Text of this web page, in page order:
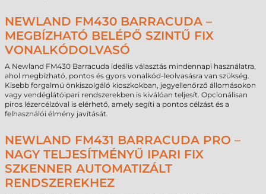
NEWLAND FM430 BARRACUDA –
MEGBÍZHATÓ BELÉPŐ SZINTŰ FIX
VONALKÓDOLVASÓ
A Newland FM430 Barracuda ideális választás mindennapi használatra,
ahol megbízható, pontos és gyors vonalkód-leolvasásra van szükség.
Kisebb forgalmú önkiszolgáló kioszkokban, jegyellenőrző állomásokon
vagy vendéglátóipari rendszerekben is kiválóan teljesít. Opcionálisan
piros lézercélzóval is elérhető, amely segíti a pontos célzást és a
felhasználói élmény javítását.
NEWLAND FM431 BARRACUDA PRO –
NAGY TELJESÍTMÉNYŰ IPARI FIX
SZKENNER AUTOMATIZÁLT
RENDSZEREKHEZ